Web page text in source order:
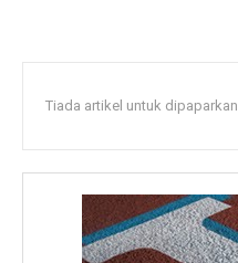
Tiada artikel untuk dipaparkan